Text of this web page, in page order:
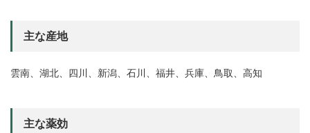
主な産地
雲南、湖北、四川、新潟、石川、福井、兵庫、鳥取、高知
主な薬効